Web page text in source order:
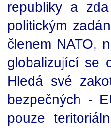
republiky a
politickým
členem NATO,
globalizující se
Hledá své
bezpečných -
pouze